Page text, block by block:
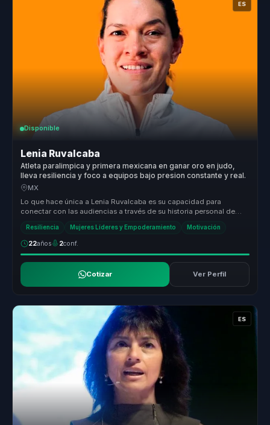
ES
Disponible
Lenia Ruvalcaba
Atleta paralimpica y primera mexicana en ganar oro en judo,
lleva resiliencia y foco a equipos bajo presion constante y real.
MX
Lo que hace única a Lenia Ruvalcaba es su capacidad para
conectar con las audiencias a través de su historia personal de
Resiliencia Mujeres Líderes y Empoderamiento Motivación
22años 2conf.
Cotizar Ver Perfil
ES